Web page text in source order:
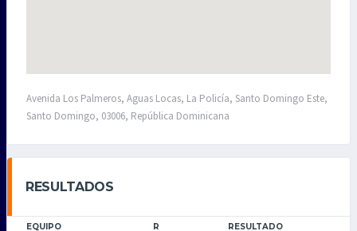
Avenida Los Palmeros, Aguas Locas, La Policía, Santo Domingo Este,
Santo Domingo, 03006, República Dominicana
RESULTADOS
EQUIPO R RESULTADO